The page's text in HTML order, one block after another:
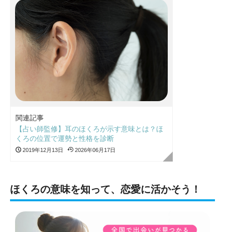
関連記事
【占い師監修】耳のほくろが示す意味とは？ほ
くろの位置で運勢と性格を診断
2019年12月13日 2026年06月17日
ほくろの意味を知って、恋愛に活かそう！